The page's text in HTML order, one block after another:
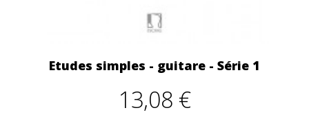
Etudes simples - guitare - Série 1
13,08 €